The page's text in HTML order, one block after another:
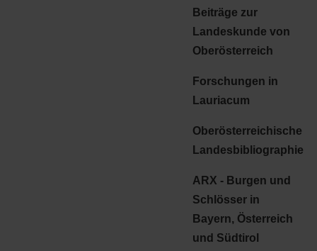
Beiträge zur
Landeskunde von
Oberösterreich
Forschungen in
Lauriacum
Oberösterreichische
Landesbibliographie
ARX - Burgen und
Schlösser in
Bayern, Österreich
und Südtirol